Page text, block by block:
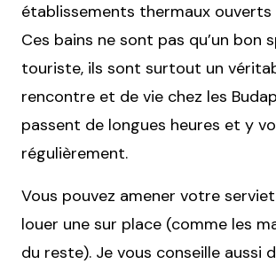
établissements thermaux ouverts
Ces bains ne sont pas qu’un bon
touriste, ils sont surtout un
rencontre et de vie chez les
passent de longues heures et y
régulièrement.
Vous pouvez amener votre
louer une sur place (comme les
du reste). Je vous conseille aussi